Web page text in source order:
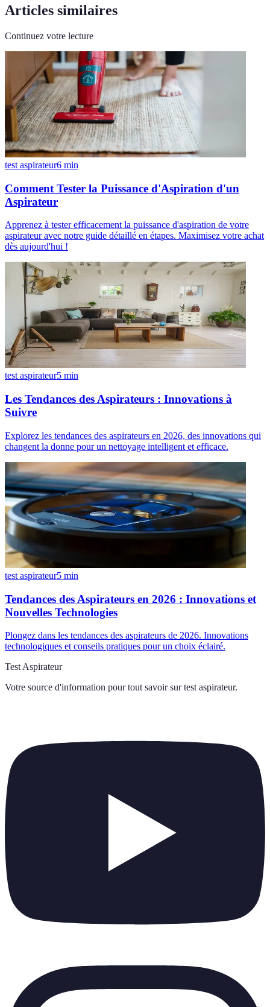
Articles similaires
Continuez votre lecture
test aspirateur6 min
Comment Tester la Puissance d'Aspiration d'un
Aspirateur
Apprenez à tester efficacement la puissance d'aspiration de votre
aspirateur avec notre guide détaillé en étapes. Maximisez votre achat
dès aujourd'hui !
test aspirateur5 min
Les Tendances des Aspirateurs : Innovations à
Suivre
Explorez les tendances des aspirateurs en 2026, des innovations qui
changent la donne pour un nettoyage intelligent et efficace.
test aspirateur5 min
Tendances des Aspirateurs en 2026 : Innovations et
Nouvelles Technologies
Plongez dans les tendances des aspirateurs de 2026. Innovations
technologiques et conseils pratiques pour un choix éclairé.
Test Aspirateur
Votre source d'information pour tout savoir sur test aspirateur.